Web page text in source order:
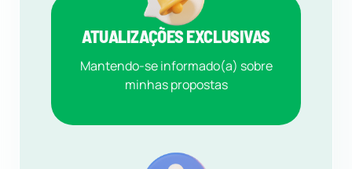
ATUALIZAÇÕES EXCLUSIVAS
Mantendo-se informado(a) sobre
minhas propostas